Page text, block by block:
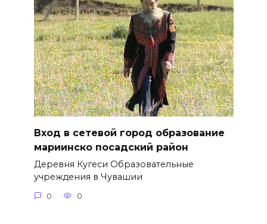
Вход в сетевой город образование
мариинско посадский район
Деревня Кугеси Образовательные
учреждения в Чувашии
0 0